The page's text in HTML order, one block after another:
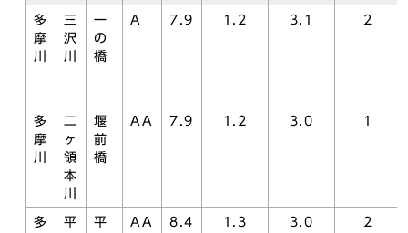
多
摩
川
三
沢
川
一
の
橋
A 7.9 1.2 3.1 2
多
摩
川
二
ヶ
領
本
川
堰
前
橋
AA 7.9 1.2 3.0 1
多
平
平
AA 8.4 1.3 3.0 2